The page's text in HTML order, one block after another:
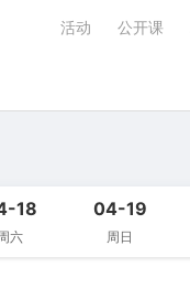
活动 公开课
18
六
04-19
周日